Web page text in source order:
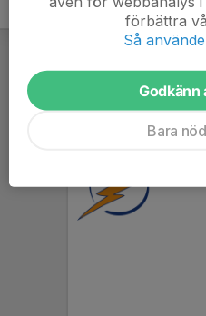
förbättra
Så
Godkänn
Bara